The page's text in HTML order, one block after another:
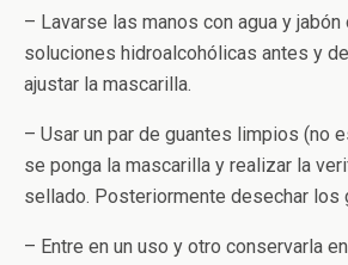
– Lavarse las manos con agua y jabón
soluciones hidroalcohólicas antes y
ajustar la mascarilla.
– Usar un par de guantes limpios (no
se ponga la mascarilla y realizar la
sellado. Posteriormente desechar los
– Entre en un uso y otro conservarla